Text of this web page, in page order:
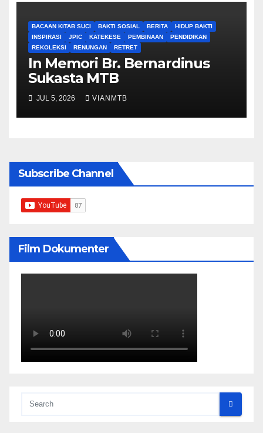
BACAAN KITAB SUCI BAKTI SOSIAL BERITA
HIDUP BAKTI
INSPIRASI
JPIC KATEKESE PEMBINAAN
PENDIDIKAN
REKOLEKSI
RENUNGAN RETRET
In Memori Br. Bernardinus
Sukasta MTB
JUL 5, 2026 VIANMTB
Subscribe Channel
Film Dokumenter